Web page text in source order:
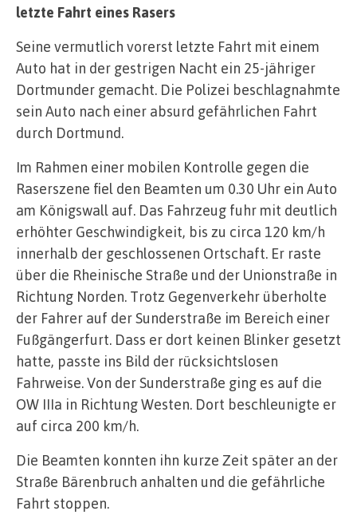
letzte Fahrt eines Rasers
Seine vermutlich vorerst letzte Fahrt mit einem
Auto hat in der gestrigen Nacht ein 25-jähriger
Dortmunder gemacht. Die Polizei beschlagnahmte
sein Auto nach einer absurd gefährlichen Fahrt
durch Dortmund.
Im Rahmen einer mobilen Kontrolle gegen die
Raserszene fiel den Beamten um 0.30 Uhr ein Auto
am Königswall auf. Das Fahrzeug fuhr mit deutlich
erhöhter Geschwindigkeit, bis zu circa 120 km/h
innerhalb der geschlossenen Ortschaft. Er raste
über die Rheinische Straße und der Unionstraße in
Richtung Norden. Trotz Gegenverkehr überholte
der Fahrer auf der Sunderstraße im Bereich einer
Fußgängerfurt. Dass er dort keinen Blinker gesetzt
hatte, passte ins Bild der rücksichtslosen
Fahrweise. Von der Sunderstraße ging es auf die
OW IIIa in Richtung Westen. Dort beschleunigte er
auf circa 200 km/h.
Die Beamten konnten ihn kurze Zeit später an der
Straße Bärenbruch anhalten und die gefährliche
Fahrt stoppen.